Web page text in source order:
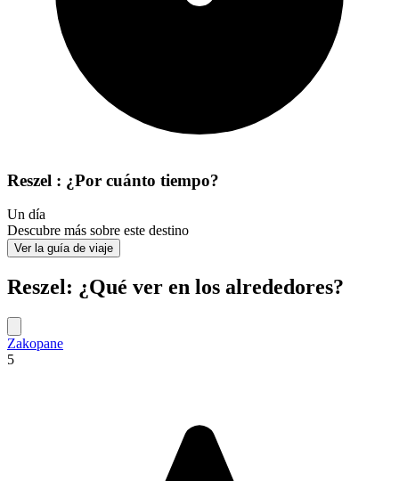
Reszel : ¿Por cuánto tiempo?
Un día
Descubre más sobre este destino
Ver la guía de viaje
Reszel: ¿Qué ver en los alrededores?
Zakopane
5